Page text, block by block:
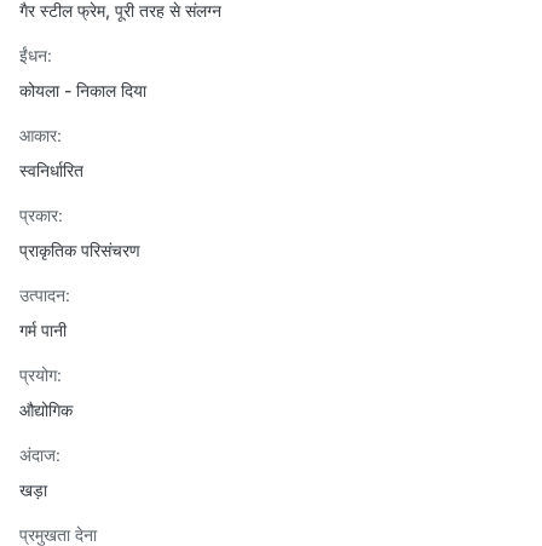
गैर स्टील फ्रेम, पूरी तरह से संलग्न
ईंधन:
कोयला - निकाल दिया
आकार:
स्वनिर्धारित
प्रकार:
प्राकृतिक परिसंचरण
उत्पादन:
गर्म पानी
प्रयोग:
औद्योगिक
अंदाज:
खड़ा
प्रमुखता देना